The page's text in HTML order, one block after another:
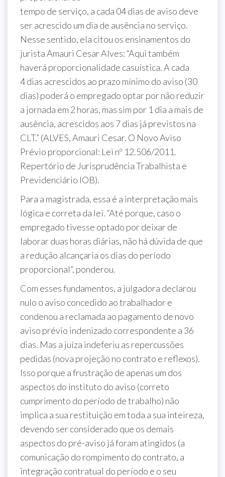
tempo de serviço, a cada 04 dias de aviso deve
ser acrescido um dia de ausência no serviço.
Nesse sentido, ela citou os ensinamentos do
jurista Amauri Cesar Alves: “Aqui também
haverá proporcionalidade casuística. A cada
4 dias acrescidos ao prazo mínimo do aviso (30
dias) poderá o empregado optar por não reduzir
a jornada em 2 horas, mas sim por 1 dia a mais de
ausência, acrescidos aos 7 dias já previstos na
CLT.” (ALVES, Amauri Cesar. O Novo Aviso
Prévio proporcional: Lei nº 12.506/2011.
Repertório de Jurisprudência Trabalhista e
Previdenciário IOB).
Para a magistrada, essa é a interpretação mais
lógica e correta da lei. “Até porque, caso o
empregado tivesse optado por deixar de
laborar duas horas diárias, não há dúvida de que
a redução alcançaria os dias do período
proporcional”, ponderou.
Com esses fundamentos, a julgadora declarou
nulo o aviso concedido ao trabalhador e
condenou a reclamada ao pagamento de novo
aviso prévio indenizado correspondente a 36
dias. Mas a juíza indeferiu as repercussões
pedidas (nova projeção no contrato e reflexos).
Isso porque a frustração de apenas um dos
aspectos do instituto do aviso (correto
cumprimento do período de trabalho) não
implica a sua restituição em toda a sua inteireza,
devendo ser considerado que os demais
aspectos do pré-aviso já foram atingidos (a
comunicação do rompimento do contrato, a
integração contratual do período e o seu